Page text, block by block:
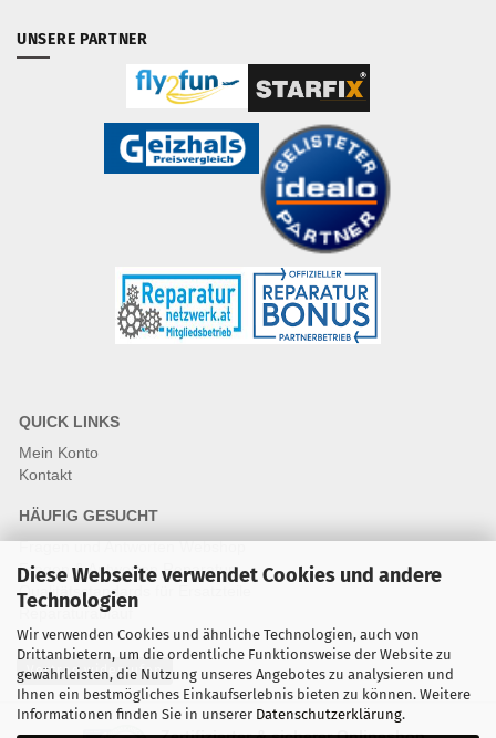
Diese Webseite verwendet Cookies und andere
Technologien
Wir verwenden Cookies und ähnliche Technologien, auch von
Drittanbietern, um die ordentliche Funktionsweise der Website zu
gewährleisten, die Nutzung unseres Angebotes zu analysieren und
Ihnen ein bestmögliches Einkaufserlebnis bieten zu können. Weitere
Informationen finden Sie in unserer Datenschutzerklärung.
UNSERE PARTNER
QUICK LINKS
Mein Konto
Kontakt
HÄUFIG GESUCHT
Fragen und Antworten Webshop
Fragen & Antworten Reparatur
Qualitätsstandards für Ersatzteile
Reparaturablauf
Vertrag widerrufen